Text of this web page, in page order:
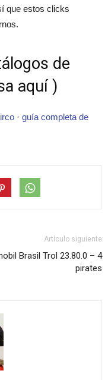
que estos clicks
de
aquí )
· guía completa de
Artículo siguiente
Brasil Trol 23.80.0 – 4
pirates